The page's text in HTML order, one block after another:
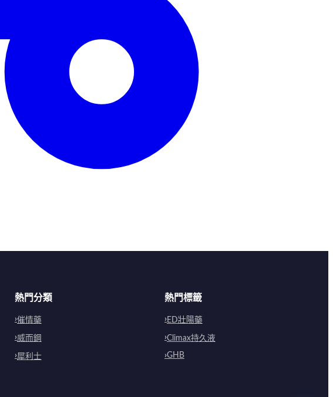
熱門分類
催情藥
威而鋼
犀利士
熱門標籤
ED壯陽藥
Climax持久液
GHB